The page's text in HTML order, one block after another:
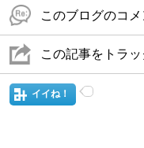
このブログのコ
この記事をトラ
イイね！